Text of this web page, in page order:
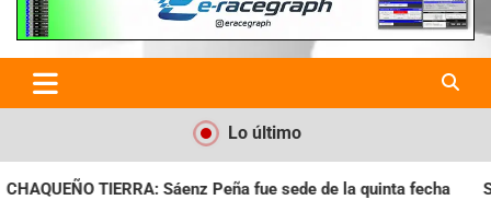
Electrónica del Karting en
Argentina
Lo último
fue sede de la quinta fecha SANTIAGUEÑO: Se cumplió